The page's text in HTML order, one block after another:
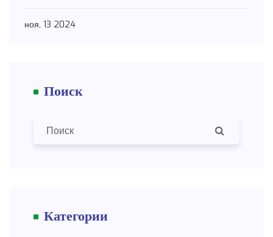
общении и избежать неловких моментов. В
советы по использованию символики в общении.
ноя, 13 2024
Поиск
Категории